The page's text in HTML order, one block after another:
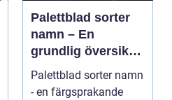
Palettblad sorter
namn – En
grundlig översikt
över dessa vackra
växter
Palettblad sorter namn
- en färgsprakande